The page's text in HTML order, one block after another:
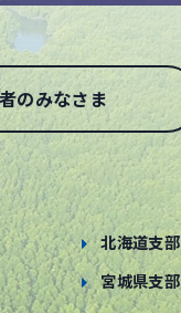
のみなさま
北海道支部
宮城県支部